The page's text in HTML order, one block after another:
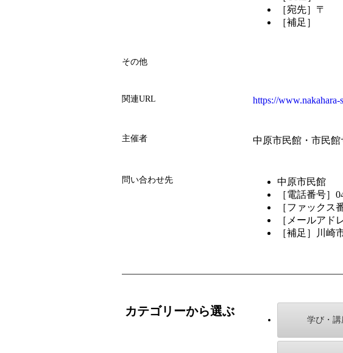
［宛先］〒
［補足］
その他
関連URL https://
主催者 中原市民館・市民
問い合わせ先
中原市民館
［電話番号］
［ファックス
［メールアド
［補足］川崎
カテゴリーから選ぶ
学び・講